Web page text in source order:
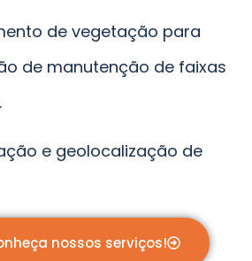
de vegetação para
de manutenção de faixas
e geolocalização de
nossos serviços!